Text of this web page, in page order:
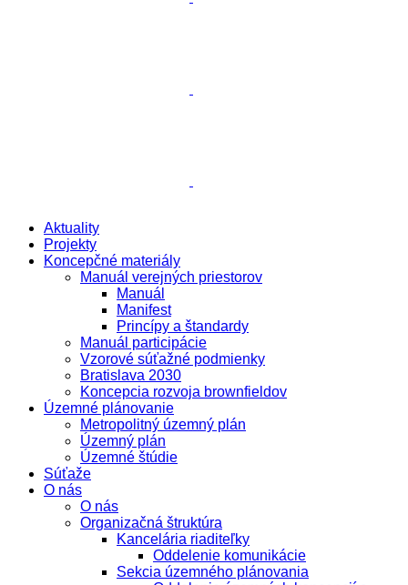
Aktuality
Projekty
Koncepčné materiály
Manuál verejných priestorov
Manuál
Manifest
Princípy a štandardy
Manuál participácie
Vzorové súťažné podmienky
Bratislava 2030
Koncepcia rozvoja brownfieldov
Územné plánovanie
Metropolitný územný plán
Územný plán
Územné štúdie
Súťaže
O nás
O nás
Organizačná štruktúra
Kancelária riaditeľky
Oddelenie komunikácie
Sekcia územného plánovania